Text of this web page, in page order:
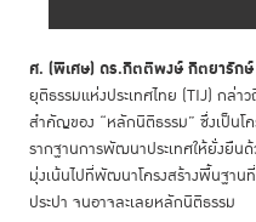
ศ. (พิเศษ) ดร.กิตติพงษ์ กิตยารักษ์
ยุติธรรมแห่งประเทศไทย (TIJ) กล่
สำคัญของ “หลักนิติธรรม” ซึ่งเป็นโ
รากฐานการพัฒนาประเทศให้ยั่งยืน
มุ่งเน้นไปที่พัฒนาโครงสร้างพื้นฐาน
ประปา จนอาจละเลยหลักนิติธรรม